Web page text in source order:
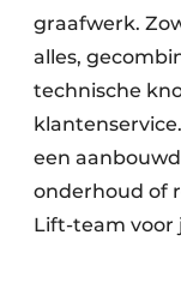
graafwerk.
alles,
technische
een
onderhoud of
Lift-team voor